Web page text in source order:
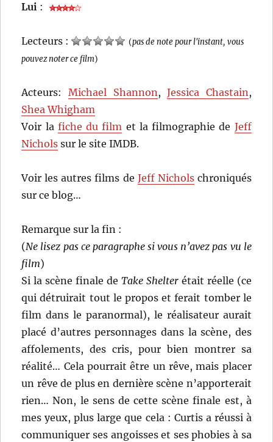
Lui :
Lecteurs : (pas de note pour l'instant, vous
pouvez noter ce film)
Acteurs: Michael Shannon,Jessica Chastain,
Shea Whigham
Voir la fiche du film et la filmographie de Jeff
Nichols sur le site IMDB.
Voir les autres films de Jeff Nicholschroniqués
sur ce blog…
Remarque sur la fin :
(Ne lisez pas ce paragraphe si vous n’avez pas vu le
film)
Si la scène finale de Take Shelterétait réelle (ce
qui détruirait tout le propos et ferait tomber le
film dans le paranormal), le réalisateur aurait
placé d’autres personnages dans la scène, des
affolements, des cris, pour bien montrer sa
réalité… Cela pourrait être un rêve, mais placer
un rêve de plus en dernière scène n’apporterait
rien… Non, le sens de cette scène finale est, à
mes yeux, plus large que cela : Curtis a réussi à
communiquer ses angoisses et ses phobies à sa